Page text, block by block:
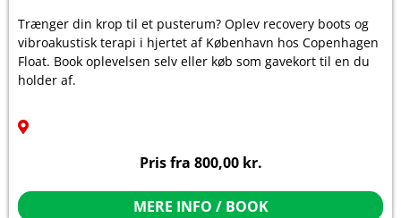
Trænger din krop til et pusterum? Oplev recovery boots og
vibroakustisk terapi i hjertet af København hos Copenhagen
Float. Book oplevelsen selv eller køb som gavekort til en du
holder af.
Pris fra 800,00 kr.
MERE INFO / BOOK